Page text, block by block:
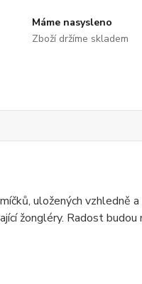
Máme nasysleno
Zboží držíme skladem
uložených vzhledně
žongléry. Radost